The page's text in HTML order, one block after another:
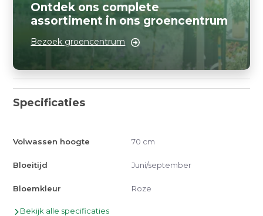
Ontdek ons complete
assortiment in ons groencentrum
Bezoek groencentrum
Specificaties
Volwassen hoogte 70 cm
Bloeitijd Juni/september
Bloemkleur Roze
Bekijk alle specificaties